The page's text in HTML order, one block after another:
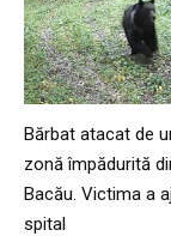
Bărbat atacat de
zonă împădurită
Bacău. Victima a
spital